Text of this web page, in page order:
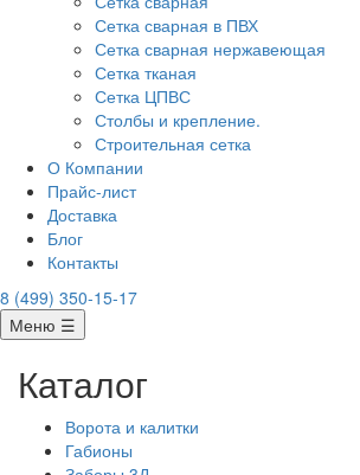
Сетка сварная в ПВХ
Сетка сварная нержавеющая
Сетка тканая
Сетка ЦПВС
Столбы и крепление.
Строительная сетка
О Компании
Прайс-лист
Доставка
Блог
Контакты
8 (499) 350-15-17
Меню ☰
Каталог
Ворота и калитки
Габионы